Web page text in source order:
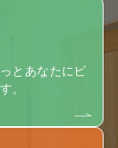
とあなたにピ
。